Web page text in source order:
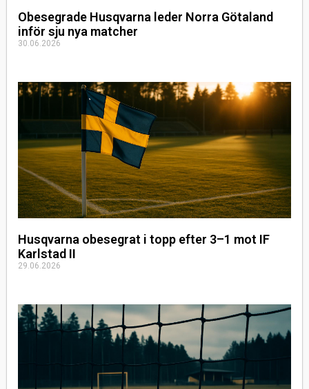
Obesegrade Husqvarna leder Norra Götaland
inför sju nya matcher
30.06.2026
Husqvarna obesegrat i topp efter 3–1 mot IF
Karlstad II
29.06.2026